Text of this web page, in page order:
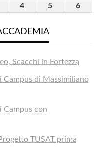
Agosto
Agosto
Agosto
44
2026
55
66
Scacchi in Fortezza
Campus di Massimiliano
Campus con
TUSAT prima